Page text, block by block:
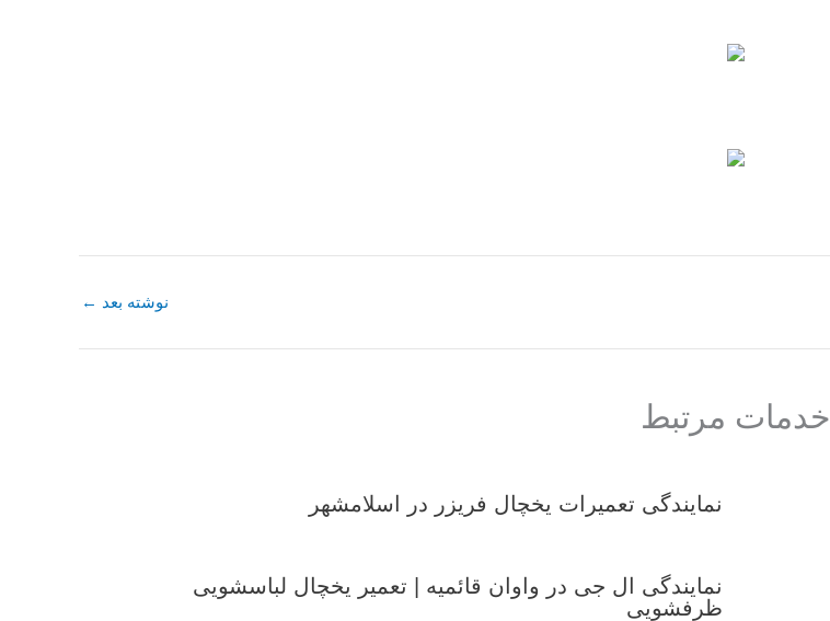
نوشته بعد ←
خدمات مرتبط
نمایندگی تعمیرات یخچال فریزر در اسلامشهر
نمایندگی ال جی در واوان قائمیه | تعمیر یخچال لباسشویی
ظرفشویی